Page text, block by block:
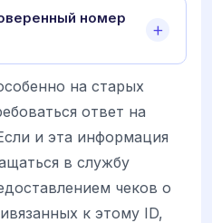
номер
на старых
ответ на
и эта информация
в службу
чеков о
к этому ID,